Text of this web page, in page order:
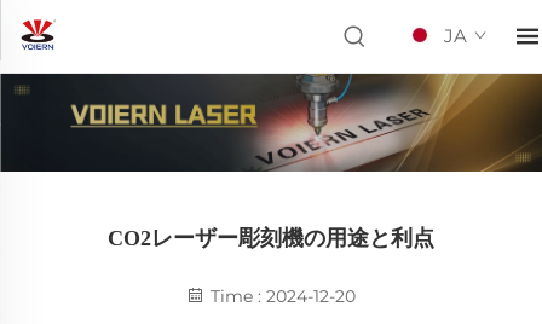
JA
CO2レーザー彫刻機の用途と利点
Time : 2024-12-20